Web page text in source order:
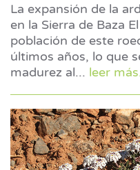
La expansión de la
en la Sierra de Baza El crecimiento de la
población de este
últimos años, lo que
madurez al... leer